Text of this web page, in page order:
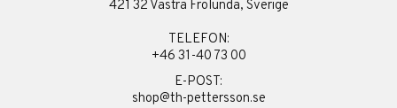
421 32 Västra Frölunda, Sverige
TELEFON:
+46 31-40 73 00
E-POST:
shop@th-pettersson.se